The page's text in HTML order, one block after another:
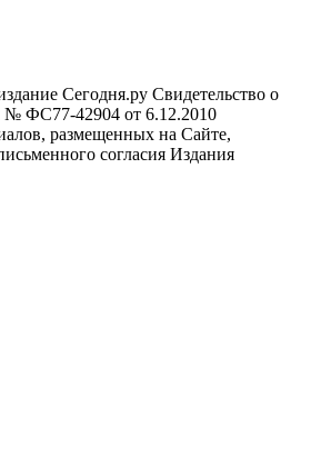
Сегодня.ру Свидетельство о
ФС77-42904 от 6.12.2010
размещенных на Сайте,
согласия Издания